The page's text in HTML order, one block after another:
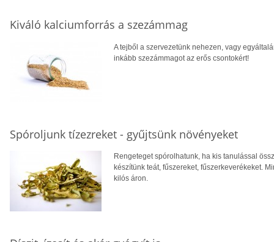
Kiváló kalciumforrás a szezámmag
A tejből a szervezetünk nehezen, vagy
inkább szezámmagot az erős csontokért!
Spóroljunk tízezreket - gyűjtsünk növényeket
Rengeteget spórolhatunk, ha kis tanulással
készítünk teát, fűszereket, fűszerkeverékeket.
kilós áron.